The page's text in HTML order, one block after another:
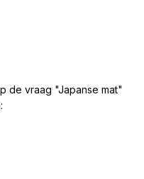
de vraag "Japanse mat"